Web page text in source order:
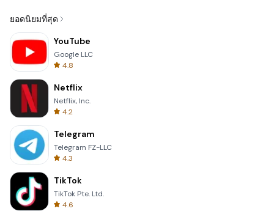
ยอดนิยมที่สุด
YouTube
Google LLC
4.8
Netflix
Netflix, Inc.
4.2
Telegram
Telegram FZ-LLC
4.3
TikTok
TikTok Pte. Ltd.
4.6